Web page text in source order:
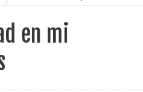
en mi